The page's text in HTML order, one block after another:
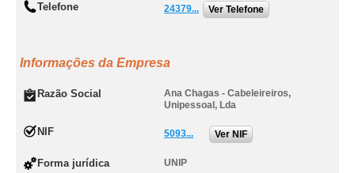
Telefone 24379... Ver Telefone
Informações da Empresa
Razão Social
Ana Chagas - Cabeleireiros,
Unipessoal, Lda
NIF 5093... Ver NIF
Forma jurídica UNIP